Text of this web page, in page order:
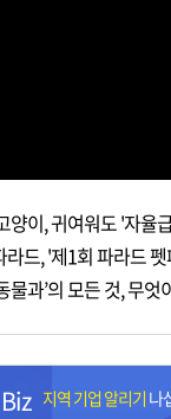
양이, 귀여워도 '자율
라드, '제1회 파라드
물과’의 모든 것, 무
지역 기업 알리기 나